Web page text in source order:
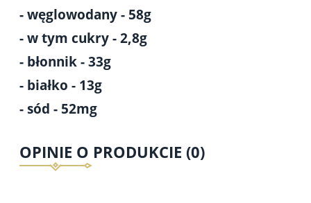
- węglowodany - 58g
- w tym cukry - 2,8g
- błonnik - 33g
- białko - 13g
- sód - 52mg
OPINIE O PRODUKCIE (0)